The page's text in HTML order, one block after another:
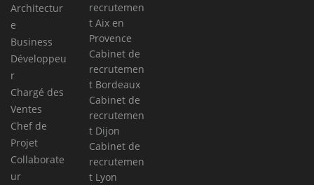
Architectur
e
Business
Développeu
r
Chargé des
Ventes
Chef de
Projet
Collaborate
ur
recrutemen
t Aix en
Provence
Cabinet de
recrutemen
t Bordeaux
Cabinet de
recrutemen
t Dijon
Cabinet de
recrutemen
t Lyon